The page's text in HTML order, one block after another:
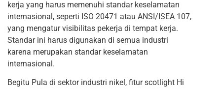
kerja yang harus memenuhi standar keselamatan
internasional, seperti ISO 20471 atau ANSI/ISEA 107,
yang mengatur visibilitas pekerja di tempat kerja.
Standar ini harus digunakan di semua industri
karena merupakan standar keselamatan
internasional.
Begitu Pula di sektor industri nikel, fitur scotlight Hi